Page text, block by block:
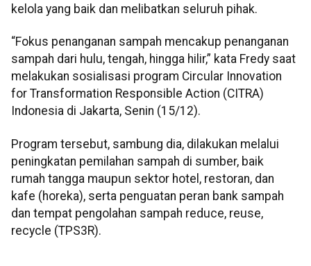
kelola yang baik dan melibatkan seluruh pihak.
“Fokus penanganan sampah mencakup penanganan
sampah dari hulu, tengah, hingga hilir,” kata Fredy saat
melakukan sosialisasi program Circular Innovation
for Transformation Responsible Action (CITRA)
Indonesia di Jakarta, Senin (15/12).
Program tersebut, sambung dia, dilakukan melalui
peningkatan pemilahan sampah di sumber, baik
rumah tangga maupun sektor hotel, restoran, dan
kafe (horeka), serta penguatan peran bank sampah
dan tempat pengolahan sampah reduce, reuse,
recycle (TPS3R).